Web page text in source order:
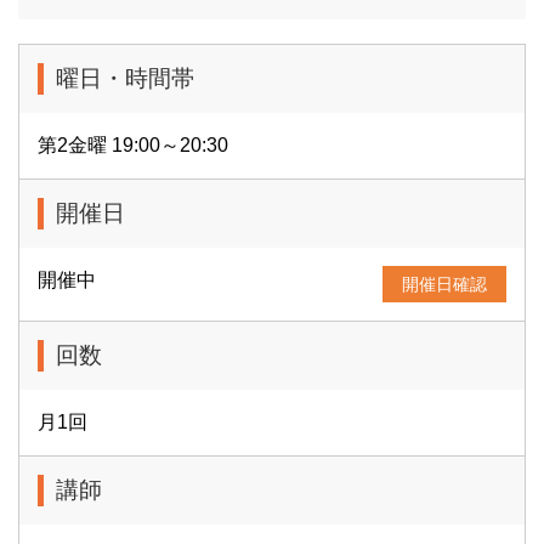
曜日・時間帯
第2金曜 19:00～20:30
開催日
開催中 開催日確認
回数
月1回
講師